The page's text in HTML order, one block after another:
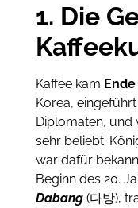
1. Die
Kaffee kam
Korea,
Diplomaten, und
sehr beliebt.
war dafür
Beginn des 20.
Dabang(다방),